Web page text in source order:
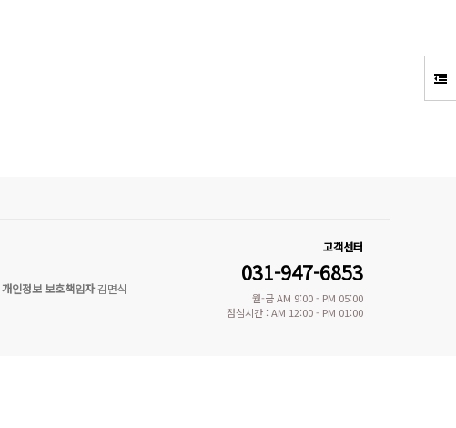
개인정보 보호책임자김면식
고객센터
031-947-6853
월-금 AM 9:00 - PM 05:00
점심시간 : AM 12:00 - PM 01:00